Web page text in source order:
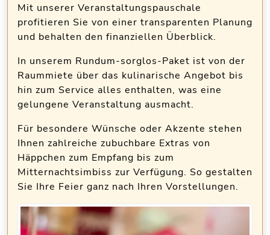
Mit unserer Veranstaltungspauschale
profitieren Sie von einer transparenten Planung
und behalten den finanziellen Überblick.
In unserem Rundum-sorglos-Paket ist von der
Raummiete über das kulinarische Angebot bis
hin zum Service alles enthalten, was eine
gelungene Veranstaltung ausmacht.
Für besondere Wünsche oder Akzente stehen
Ihnen zahlreiche zubuchbare Extras von
Häppchen zum Empfang bis zum
Mitternachtsimbiss zur Verfügung. So gestalten
Sie Ihre Feier ganz nach Ihren Vorstellungen.